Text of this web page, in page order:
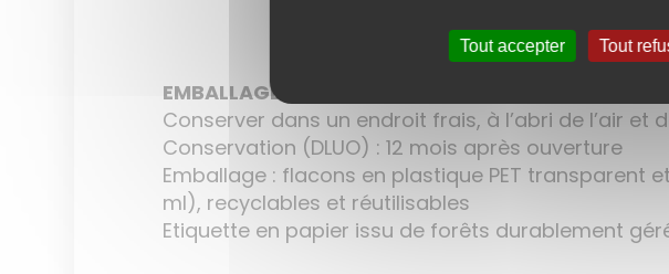
EMBALLAGE ET CONSERVATION
Conserver dans un endroit frais, à l’abri de l’air et
Conservation (DLUO) : 12 mois après ouverture
Emballage : flacons en plastique PET transparent
ml), recyclables et réutilisables
Etiquette en papier issu de forêts durablement
Tout accepter Tout